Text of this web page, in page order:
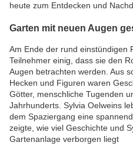
heute zum Entdecken und
Garten mit neuen Augen
Am Ende der rund einstündigen
Teilnehmer einig, dass sie den
Augen betrachten werden. Aus
Hecken und Figuren waren
Götter, menschliche Tugenden
Jahrhunderts. Sylvia Oelweins
dem Spaziergang eine
zeigte, wie viel Geschichte und
Gartenanlage verborgen liegt